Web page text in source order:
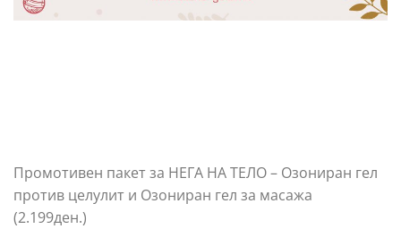
Промотивен пакет за НЕГА НА ТЕЛО – Озониран гел
против целулит и Озониран гел за масажа
(2.199ден.)